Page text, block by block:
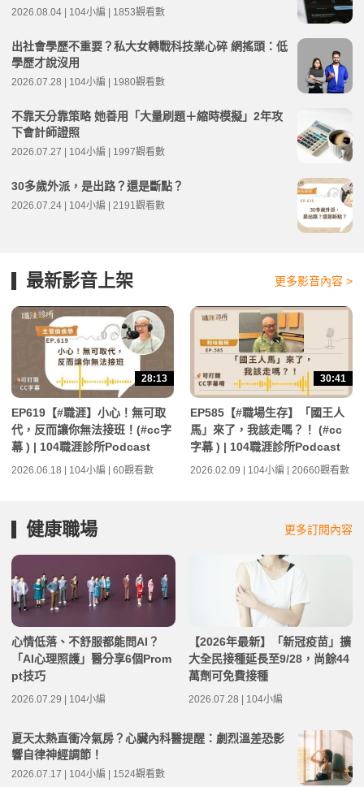
2026.08.04 | 104小編 | 1853觀看數
出社會學歷不重要？私大女轉戰科技業心碎 網搖頭：低
學歷才說沒用
2026.07.28 | 104小編 | 1980觀看數
不靠天分靠策略 她善用「大量刷題＋縮時模擬」2年攻
下會計師證照
2026.07.27 | 104小編 | 1997觀看數
30多歲外派，是出路？還是斷點？
2026.07.24 | 104小編 | 2191觀看數
最新影音上架 更多影音內容 >
28:13
EP619【#職涯】小心！無可取
代，反而讓你無法接班！(#cc字
幕 ) | 104職涯診所Podcast
2026.06.18 | 104小編 | 60觀看數
30:41
EP585【#職場生存】「國王人
馬」來了，我該走嗎？！ (#cc
字幕 ) | 104職涯診所Podcast
2026.02.09 | 104小編 | 20660觀看數
健康職場 更多訂閱內容
心情低落、不舒服都能問AI？
「AI心理照護」醫分享6個Prom
pt技巧
2026.07.29 | 104小編
【2026年最新】「新冠疫苗」擴
大全民接種延長至9/28，尚餘44
萬劑可免費接種
2026.07.28 | 104小編
夏天太熱直衝冷氣房？心臟內科醫提醒：劇烈溫差恐影
響自律神經調節！
2026.07.17 | 104小編 | 1524觀看數